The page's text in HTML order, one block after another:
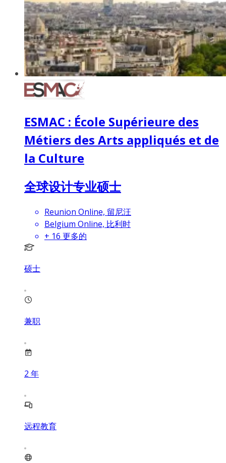
ESMAC : École Supérieure des
Métiers des Arts appliqués et de
la Culture
全球设计专业硕士
Reunion Online, 留尼汪
Belgium Online, 比利时
+ 16 更多的
硕士
兼职
2 年
远程教育